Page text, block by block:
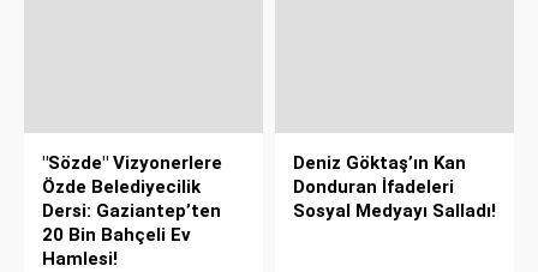
"Sözde" Vizyonerlere
Özde Belediyecilik
Dersi: Gaziantep’ten
20 Bin Bahçeli Ev
Hamlesi!
Deniz Göktaş’ın Kan
Donduran İfadeleri
Sosyal Medyayı Salladı!